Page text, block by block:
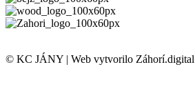
© KC JÁNY | Web vytvorilo Záhorí.digital